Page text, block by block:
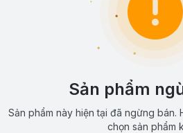
Sản phẩm
Sản phẩm này hiện tại đã ngừng bán.
chọn sản phẩm